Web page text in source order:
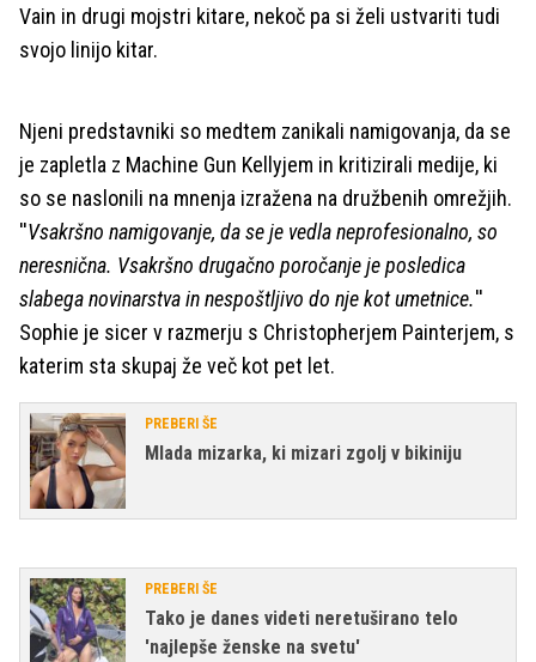
Vain in drugi mojstri kitare, nekoč pa si želi ustvariti tudi
svojo linijo kitar.
Njeni predstavniki so medtem zanikali namigovanja, da se
je zapletla z Machine Gun Kellyjem in kritizirali medije, ki
so se naslonili na mnenja izražena na družbenih omrežjih.
''Vsakršno namigovanje, da se je vedla neprofesionalno, so
neresnična. Vsakršno drugačno poročanje je posledica
slabega novinarstva in nespoštljivo do nje kot umetnice.''
Sophie je sicer v razmerju s Christopherjem Painterjem, s
katerim sta skupaj že več kot pet let.
PREBERI ŠE
Mlada mizarka, ki mizari zgolj v bikiniju
PREBERI ŠE
Tako je danes videti neretuširano telo
'najlepše ženske na svetu'